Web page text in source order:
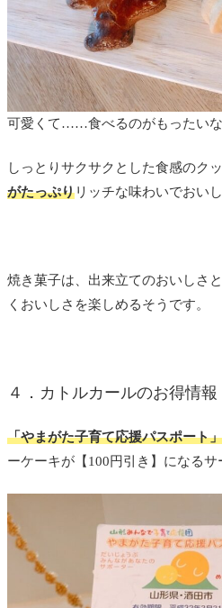
可愛くて……食べるのがもったい
しっとりサクサクとした食感のクッ
がたっぷりリッチな味わいでおい
焼き菓子は、出来立てのおいしさ
くおいしさを楽しめるそうです。
４．カトルカールのお得情報
「やまがた子育て応援パスポート」
ーケーキが【100円引き】になるサ